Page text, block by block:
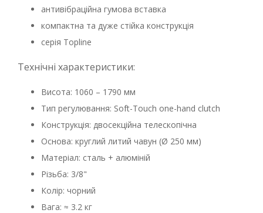
антивібраційна гумова вставка
компактна та дуже стійка конструкція
серія Topline
Технічні характеристики:
Висота: 1060 – 1790 мм
Тип регулювання: Soft-Touch one-hand clutch
Конструкція: двосекційна телескопічна
Основа: круглий литий чавун (Ø 250 мм)
Матеріал: сталь + алюміній
Різьба: 3/8"
Колір: чорний
Вага: ≈ 3.2 кг